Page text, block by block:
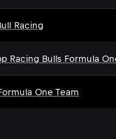
Racing
Racing Bulls Formula
One Team